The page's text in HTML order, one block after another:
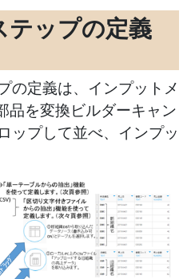
テップの定義
の定義は、インプットメ
を変換ビルダーキャン
ップして並べ、インプッ